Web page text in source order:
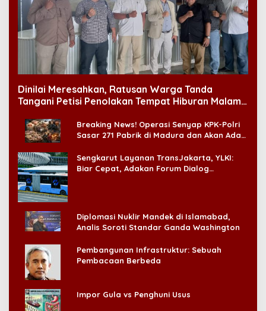
Dinilai Meresahkan, Ratusan Warga Tanda
Tangani Petisi Penolakan Tempat Hiburan Malam
Breaking News! Operasi Senyap KPK-Polri
Sasar 271 Pabrik di Madura dan Akan Ada
Sengkarut Layanan TransJakarta, YLKI:
Biar Cepat, Adakan Forum Dialog
Diplomasi Nuklir Mandek di Islamabad,
Analis Soroti Standar Ganda Washington
Pembangunan Infrastruktur: Sebuah
Pembacaan Berbeda
Impor Gula vs Penghuni Usus